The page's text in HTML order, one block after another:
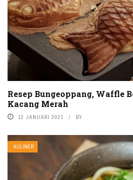
Resep Bungeoppang, Waffle
Kacang Merah
12 JANUARI 2021 BY
KULINER